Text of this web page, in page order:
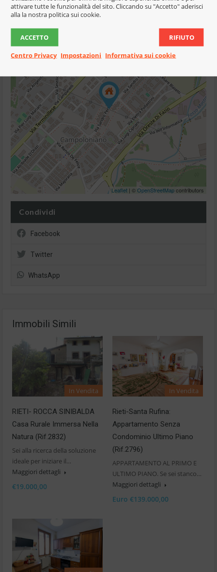
Mappa
+
−
Leaflet | ©OpenStreetMapcontributors
Condividi
Facebook
Twitter
WhatsApp
Immobili Simili
In Vendita
RIETI- ROCCA SINIBALDA
Casa Rurale Immersa Nella
Natura (Rif.2832)
Sei alla ricerca della soluzione
ideale per iniziare il…
Maggiori dettagli
€19.000,00
In Vendita
Rieti-Santa Rufina:
Appartamento Senza
Condominio Ultimo Piano
(Rif.2796)
APPARTAMENTO AL PRIMO E
ULTIMO PIANO. Se sei stanco…
Maggiori dettagli
Euro €139.000,00
attivare tutte le funzionalità del sito. Cliccando su "Accetto" aderisci
alla la nostra politica sui cookie.
ACCETTO RIFIUTO
Centro Privacy Impostazioni Informativa sui cookie